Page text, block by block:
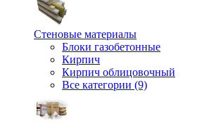
Стеновые материалы
Блоки газобетонные
Кирпич
Кирпич облицовочный
Все категории (9)